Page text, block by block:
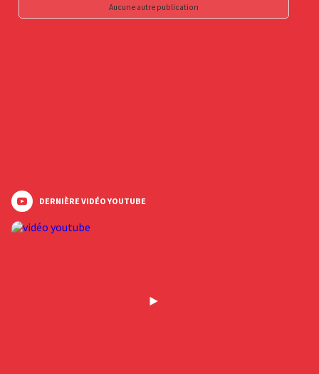
Aucune autre publication
DERNIÈRE VIDÉO YOUTUBE